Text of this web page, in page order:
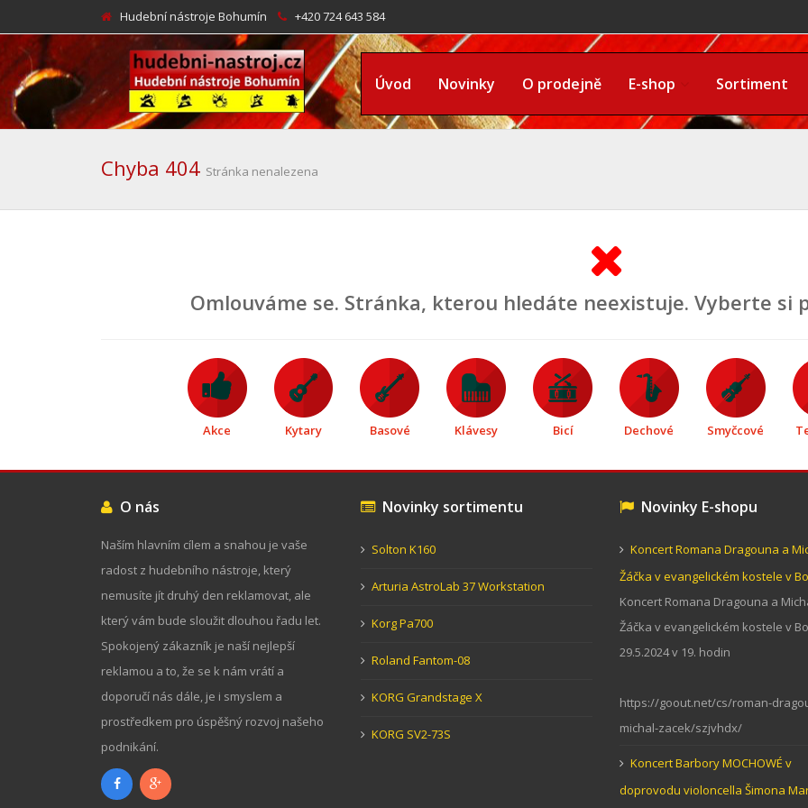
Hudební nástroje Bohumín +420 724 643 584
Úvod Novinky O prodejně E-shop Sortiment
Chyba 404 Stránka nenalezena
Omlouváme se. Stránka, kterou hledáte neexistuje. Vyberte si
Akce Kytary Basové Klávesy Bicí Dechové Smyčcové
O nás
Naším hlavním cílem a snahou je vaše
radost z hudebního nástroje, který
nemusíte jít druhý den reklamovat, ale
který vám bude sloužit dlouhou řadu let.
Spokojený zákazník je naší nejlepší
reklamou a to, že se k nám vrátí a
doporučí nás dále, je i smyslem a
prostředkem pro úspěšný rozvoj našeho
podnikání.
Novinky sortimentu
Solton K160
Arturia AstroLab 37 Workstation
Korg Pa700
Roland Fantom-08
KORG Grandstage X
KORG SV2-73S
Novinky E-shopu
Koncert Romana Dragouna a
Žáčka v evangelickém kostele v
Koncert Romana Dragouna a
Žáčka v evangelickém kostele v
29.5.2024 v 19. hodin
https://goout.net/cs/roman-
michal-zacek/szjvhdx/
Koncert Barbory MOCHOWÉ v
doprovodu violoncella Šimona